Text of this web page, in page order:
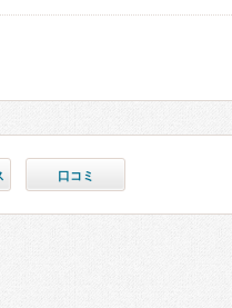
口コミ